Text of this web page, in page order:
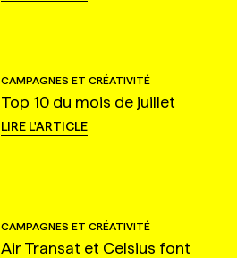
CAMPAGNES ET CRÉATIVITÉ
Top 10 du mois de juillet
LIRE L'ARTICLE
CAMPAGNES ET CRÉATIVITÉ
Air Transat et Celsius font